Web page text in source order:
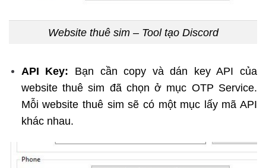
Website thuê sim – Tool tạo Discord
API Key: Bạn cần copy và dán key API của
website thuê sim đã chọn ở mục OTP Service.
Mỗi website thuê sim sẽ có một mục lấy mã API
khác nhau.